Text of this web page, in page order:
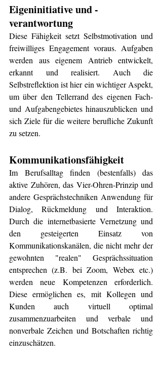
Eigeninitiative und -
verantwortung
Diese Fähigkeit setzt Selbstmotivation und
freiwilliges Engagement voraus. Aufgaben
werden aus eigenem Antrieb entwickelt,
erkannt und realisiert. Auch die
Selbstreflektion ist hier ein wichtiger Aspekt,
um über den Tellerrand des eigenen Fach-
und Aufgabengebietes hinauszublicken und
sich Ziele für die weitere berufliche Zukunft
zu setzen.
Kommunikationsfähigkeit
Im Berufsalltag finden (bestenfalls) das
aktive Zuhören, das Vier-Ohren-Prinzip und
andere Gesprächstechniken Anwendung für
Dialog, Rückmeldung und Interaktion.
Durch die internetbasierte Vernetzung und
den gesteigerten Einsatz von
Kommunikationskanälen, die nicht mehr der
gewohnten "realen" Gesprächssituation
entsprechen (z.B. bei Zoom, Webex etc.)
werden neue Kompetenzen erforderlich.
Diese ermöglichen es, mit Kollegen und
Kunden auch virtuell optimal
zusammenzuarbeiten und verbale und
nonverbale Zeichen und Botschaften richtig
einzuschätzen.